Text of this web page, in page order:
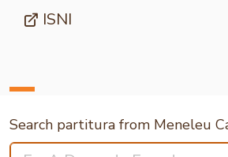
ISNI
Search partitura from Meneleu